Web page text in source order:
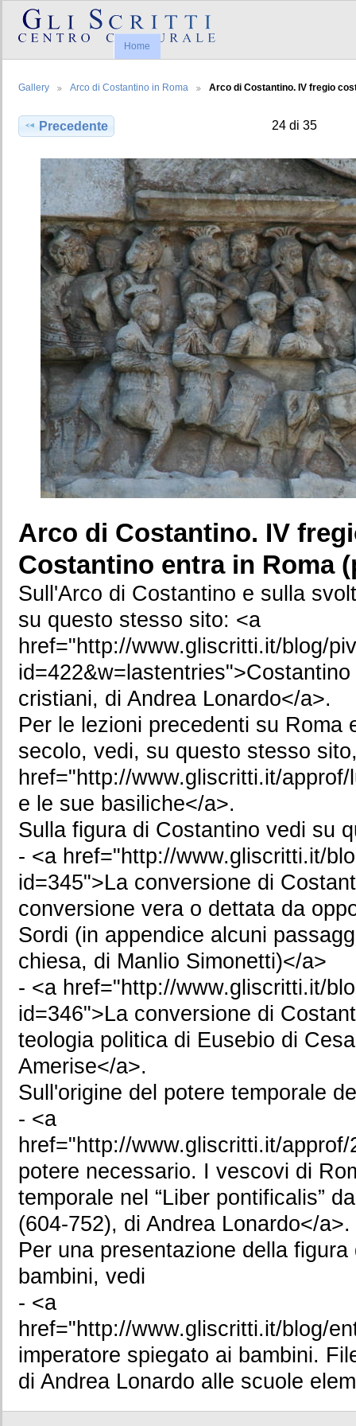
Home
Gallery Arco di Costantino in Roma Arco di Costantino. IV fregio
Precedente 24 di 35
Arco di Costantino. IV
Costantino entra in Roma
Sull'Arco di Costantino e sulla
su questo stesso sito: <a
href="http://www.gliscritti.it/blog/
cristiani, di Andrea Lonardo</a>.
Per le lezioni precedenti su Roma
secolo, vedi, su questo stesso
href="http://www.gliscritti.it/
e le sue basiliche</a>.
Sulla figura di Costantino vedi su
- <a href="http://www.gliscritti.it/
id=345">La conversione di
conversione vera o dettata da
Sordi (in appendice alcuni
chiesa, di Manlio Simonetti)</a>
- <a href="http://www.gliscritti.it/
id=346">La conversione di
teologia politica di Eusebio di
Amerise</a>.
Sull'origine del potere temporale
- <a
href="http://www.gliscritti.it/
potere necessario. I vescovi di
temporale nel “Liber pontificalis”
(604-752), di Andrea Lonardo</a>.
Per una presentazione della
bambini, vedi
- <a
href="http://www.gliscritti.it/blog/
imperatore spiegato ai bambini.
di Andrea Lonardo alle scuole